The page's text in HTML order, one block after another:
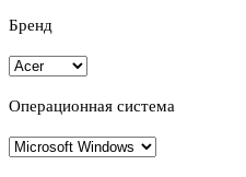
Бренд
Операционная система